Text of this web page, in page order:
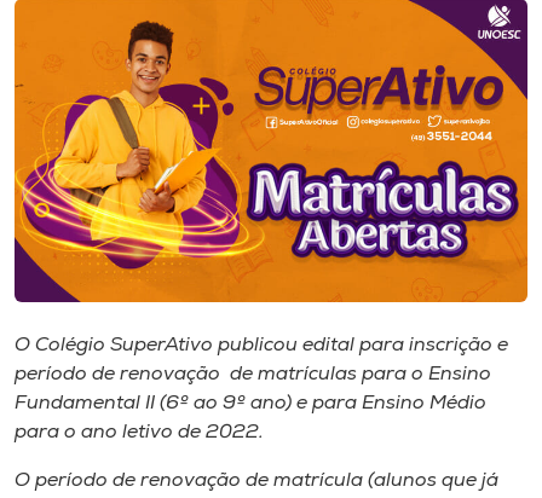
Diplomados
Cultura
CPA
Biblioteca
Editora
Rádio
Museu
O Colégio SuperAtivo publicou edital para inscrição e
período de renovação de matrículas para o Ensino
Fundamental II (6º ao 9º ano) e para Ensino Médio
para o ano letivo de 2022.
O período de renovação de matrícula (alunos que já